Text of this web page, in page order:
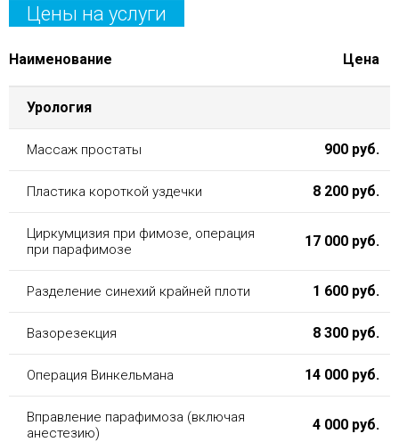
Цены на услуги
Наименование Цена
Урология
Массаж простаты 900 руб.
Пластика короткой уздечки 8 200 руб.
Циркумцизия при фимозе, операция
при парафимозе
17 000 руб.
Разделение синехий крайней плоти 1 600 руб.
Вазорезекция 8 300 руб.
Операция Винкельмана 14 000 руб.
Вправление парафимоза (включая
анестезию)
4 000 руб.